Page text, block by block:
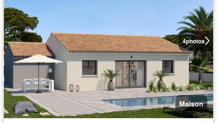
4photos
Maison